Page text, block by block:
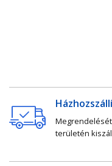
területén